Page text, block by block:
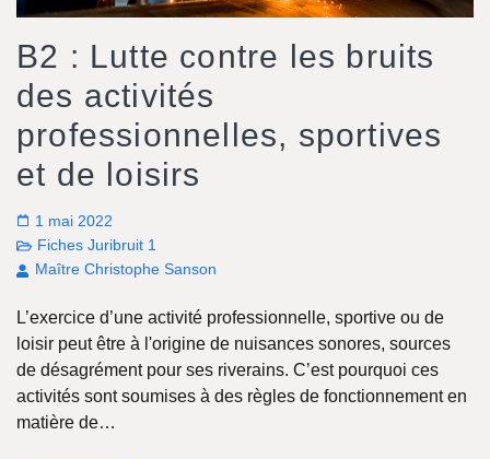
B2 : Lutte contre les bruits
des activités
professionnelles, sportives
et de loisirs
1 mai 2022
Fiches Juribruit 1
Maître Christophe Sanson
L’exercice d’une activité professionnelle, sportive ou de
loisir peut être à l'origine de nuisances sonores, sources
de désagrément pour ses riverains. C’est pourquoi ces
activités sont soumises à des règles de fonctionnement en
matière de…